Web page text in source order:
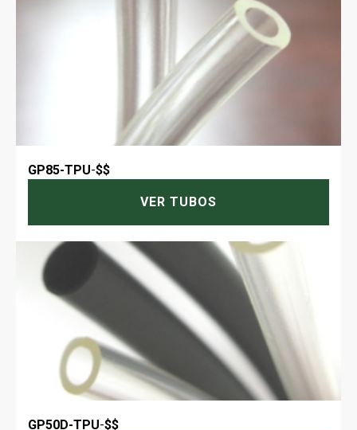
GP85-TPU-$$
VER TUBOS
GP50D-TPU-$$